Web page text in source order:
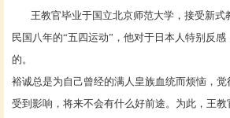
王教官毕业于国立北京师范大学，接受新式
民国八年的“五四运动”，他对于日本人特别反
的。
裕诚总是为自己曾经的满人皇族血统而烦恼，
受到影响，将来不会有什么好前途。为此，王